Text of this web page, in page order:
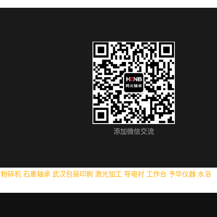
添加微信交流
碎机 石墨轴承 武汉包装印刷 激光加工 导电衬 工作台 予华仪器 水浴